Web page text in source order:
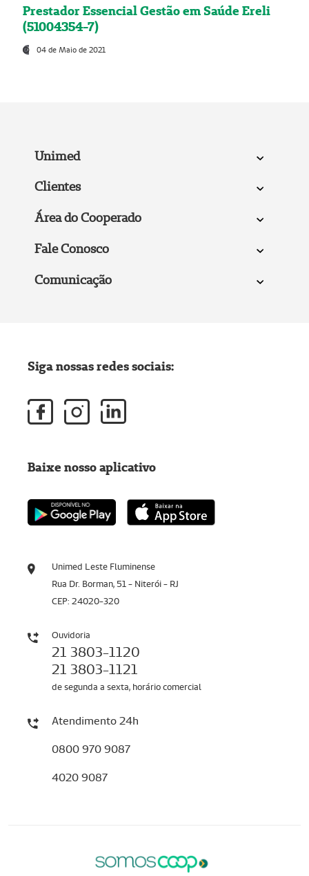
Prestador Essencial Gestão em Saúde Ereli
(51004354-7)
04 de Maio de 2021
Unimed
Clientes
Área do Cooperado
Fale Conosco
Comunicação
Unimed Leste Fluminense
Rua Dr. Borman, 51 - Niterói - RJ
CEP: 24020-320
Ouvidoria
21 3803-1120
21 3803-1121
de segunda a sexta, horário comercial
Atendimento 24h
0800 970 9087
4020 9087
Siga nossas redes sociais:
Baixe nosso aplicativo